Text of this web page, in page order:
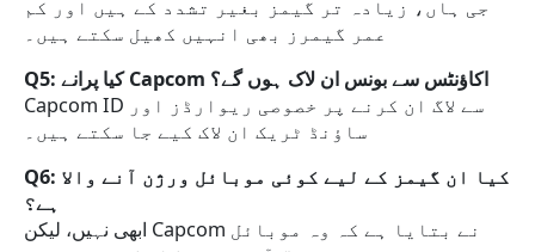
جی ہاں، زیادہ تر گیمز بغیر تشدد کے ہیں اور کم
عمر گیمرز بھی انہیں کھیل سکتے ہیں۔
Q5: کیا پرانے Capcom اکاؤنٹس سے بونس ان لاک ہوں گے؟
Capcom ID سے لاگ ان کرنے پر خصوصی ریوارڈز اور
ساؤنڈ ٹریک ان لاک کیے جا سکتے ہیں۔
Q6: کیا ان گیمز کے لیے کوئی موبائل ورژن آنے والا
ہے؟
ابھی نہیں، لیکن Capcom نے بتایا ہے کہ وہ موبائل